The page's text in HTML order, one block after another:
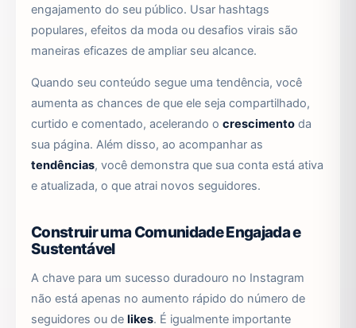
engajamento do seu público. Usar hashtags
populares, efeitos da moda ou desafios virais são
maneiras eficazes de ampliar seu alcance.
Quando seu conteúdo segue uma tendência, você
aumenta as chances de que ele seja compartilhado,
curtido e comentado, acelerando o crescimento da
sua página. Além disso, ao acompanhar as
tendências, você demonstra que sua conta está ativa
e atualizada, o que atrai novos seguidores.
Construir uma Comunidade Engajada e
Sustentável
A chave para um sucesso duradouro no Instagram
não está apenas no aumento rápido do número de
seguidores ou de likes. É igualmente importante